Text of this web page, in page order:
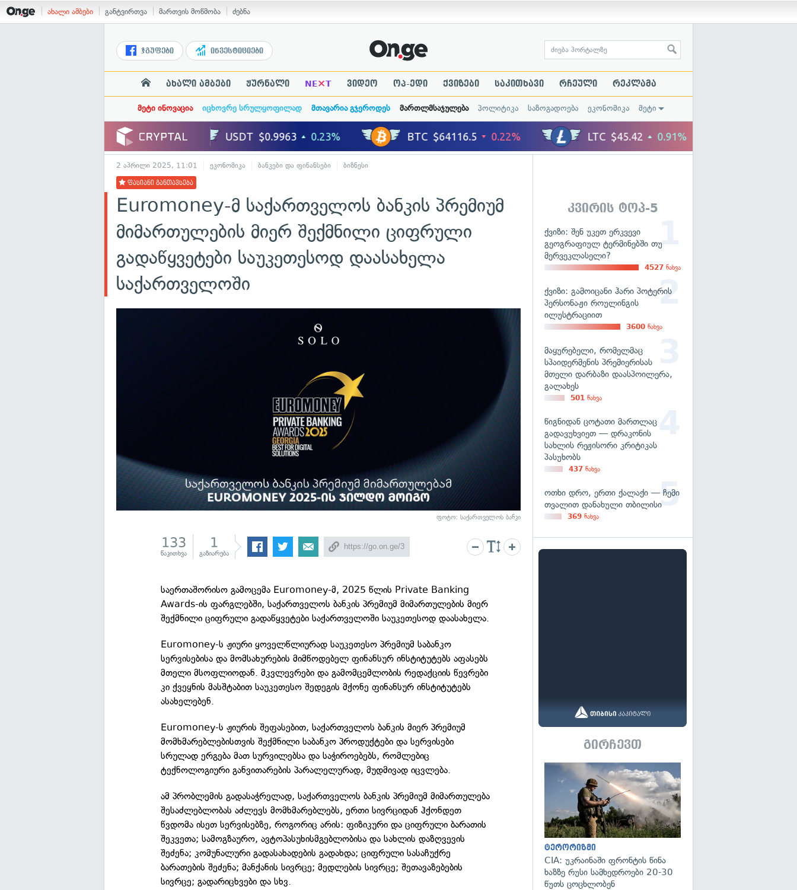
ახალი ამბები განტვირთვა მართვის მოწმობა ძებნა
ჯგუფები ინვესტიციები
ახალი ამბები ჟურნალი NE×T ვიდეო ოპ-ედი ქვიზები საკითხავი რჩეული რეკლამა
მეტი ინოვაცია იცხოვრე სრულყოფილად მთავარია გჯეროდეს მართლმსაჯულება პოლიტიკა საზოგადოება ეკონომიკა მეტი
2 აპრილი 2025, 11:01 ეკონომიკა ბანკები და ფინანსები ბიზნესი
ფასიანი განთავსება
Euromoney-მ საქართველოს ბანკის პრემიუმ
მიმართულების მიერ შექმნილი ციფრული
გადაწყვეტები საუკეთესოდ დაასახელა
საქართველოში
ფოტო: საქართველოს ბანკი
133
წაკითხვა
1
გაზიარება
საერთაშორისო გამოცემა Euromoney-მ, 2025 წლის Private Banking
Awards-ის ფარგლებში, საქართველოს ბანკის პრემიუმ მიმართულების მიერ
შექმნილი ციფრული გადაწყვეტები საქართველოში საუკეთესოდ დაასახელა.
Euromoney-ს ჟიური ყოველწლიურად საუკეთესო პრემიუმ საბანკო
სერვისებისა და მომსახურების მიმწოდებელ ფინანსურ ინსტიტუტებს აფასებს
მთელი მსოფლიოდან. მკვლევრები და გამომცემლობის რედაქციის წევრები
კი ქვეყნის მასშტაბით საუკეთესო შედეგის მქონე ფინანსურ ინსტიტუტებს
ასახელებენ.
Euromoney-ს ჟიურის შეფასებით, საქართველოს ბანკის მიერ პრემიუმ
მომხმარებლებისთვის შექმნილი საბანკო პროდუქტები და სერვისები
სრულად ერგება მათ სურვილებსა და საჭიროებებს, რომლებიც
ტექნოლოგიური განვითარების პარალელურად, მუდმივად იცვლება.
ამ პრობლემის გადასაჭრელად, საქართველოს ბანკის პრემიუმ მიმართულება
შესაძლებლობას აძლევს მომხმარებლებს, ერთი სივრციდან ჰქონდეთ
წვდომა ისეთ სერვისებზე, როგორიც არის: ფიზიკური და ციფრული ბარათის
შეკვეთა; სამოგზაურო, ავტოპასუხისმგებლობისა და სახლის დაზღვევის
შეძენა; კომუნალური გადასახადების გადახდა; ციფრული სასაჩუქრე
ბარათების შეძენა; მანქანის სივრცე; მედლების სივრცე; შეთავაზებების
სივრცე; გადარიცხვები და სხვ.
კვირის ტოპ-5
ქვიზი: შენ უკეთ ერკვევი
გეოგრაფიულ ტერმინებში თუ
მერვეკლასელი?
4527 ნახვა
ქვიზი: გამოიცანი ჰარი პოტერის
პერსონაჟი როულინგის
ილუსტრაციით
3600 ნახვა
მაყურებელი, რომელმაც
სპაიდერმენის პრემიერისას
მთელი დარბაზი დაასპოილერა,
გალახეს
501 ნახვა
წიგნიდან ცოტათი მართლაც
გადავუხვიეთ — დრაკონის
სახლის რეჟისორი კრიტიკას
პასუხობს
437 ნახვა
ოთხი დრო, ერთი ქალაქი — ჩემი
თვალით დანახული თბილისი
369 ნახვა
გირჩევთ
ტერორიზმი
CIA: უკრაინაში ფრონტის წინა
ხაზზე რუსი სამხედროები 20-30
წუთს ცოცხლობენ